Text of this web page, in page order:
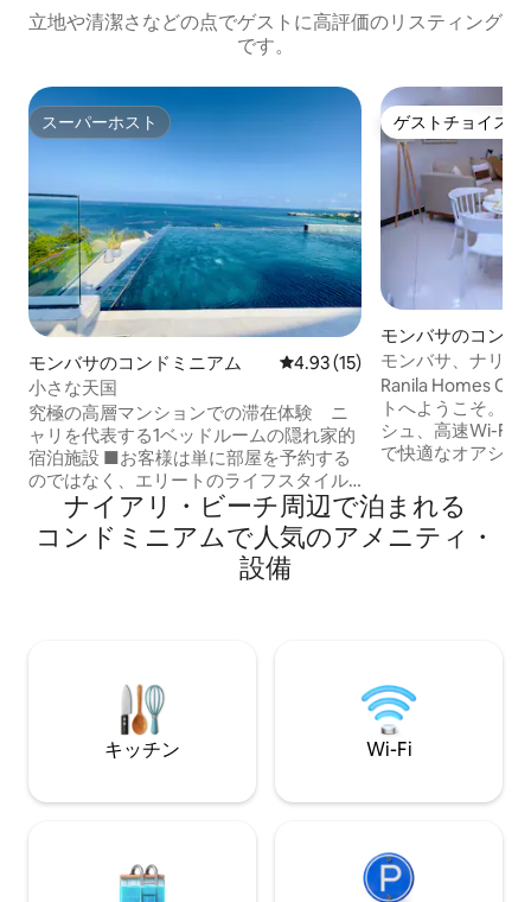
立地や清潔さなどの点でゲストに高評価のリスティング
です。
スーパーホスト
スーパーホスト
モンバサのコンドミニアム レビュー15件、5つ星中4.93つ
4.93 (15)
小さな天国
究極の高層マンションでの滞在体験 ニ
ャリを代表する1ベッドルームの隠れ家的
宿泊施設 ■お客様は単に部屋を予約する
のではなく、エリートのライフスタイル
を手に入れるのです。 ■雰囲気：超モダ
ンなインテリア、床から天井までのガラ
ス窓、キングサイズベッドを備えた主寝
室。 ■屋上：オーシャンフロントのイン
のナイトライフスポットからわずか数
分。 ■ラグジュアリー：プライバシーが
確保され、モンバサで最高の眺めが楽し
ゲストチョイス
ゲストチョイス
モンバサのコンド
モンバサ、ナリア
潔、Wi-Fi、Netflix
Ranila Homes
トへようこそ。
シュ、高速Wi-Fiと駐車
で快適なオアシス
り、ビーチ、スー
店、ニャリシネマ
スロードの近く
ナイアリ・ビーチ周⁠辺⁠で泊⁠ま⁠れ⁠る
コ⁠ン⁠ド⁠ミ⁠ニ⁠ア⁠ム⁠で人⁠気⁠のア⁠メ⁠ニ⁠テ⁠ィ・
設⁠備
キッチン Wi-Fi